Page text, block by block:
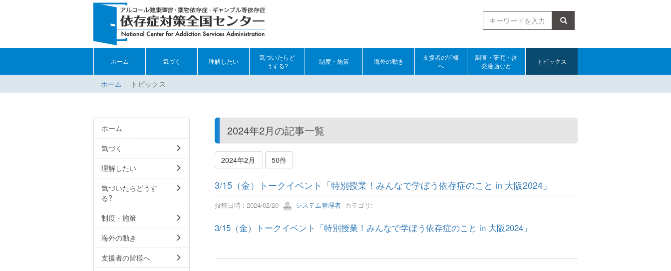
検索
ホーム 気づく 理解したい
気づいたらど
うする?
制度・施策 海外の動き
支援者の皆様
へ
調査・研究・啓
発漫画など
トピックス
ホーム トピックス
2024年2月の記事一覧
2024年2月 50件
3/15（金）トークイベント「特別授業！みんなで学ぼう依存症のこと in 大阪2024」
投稿日時 : 2024/02/20 システム管理者カテゴリ:
3/15（金）トークイベント「特別授業！みんなで学ぼう依存症のこと in 大阪2024」
ホーム
気づく
理解したい
気づいたらどうす
る?
制度・施策
海外の動き
支援者の皆様へ